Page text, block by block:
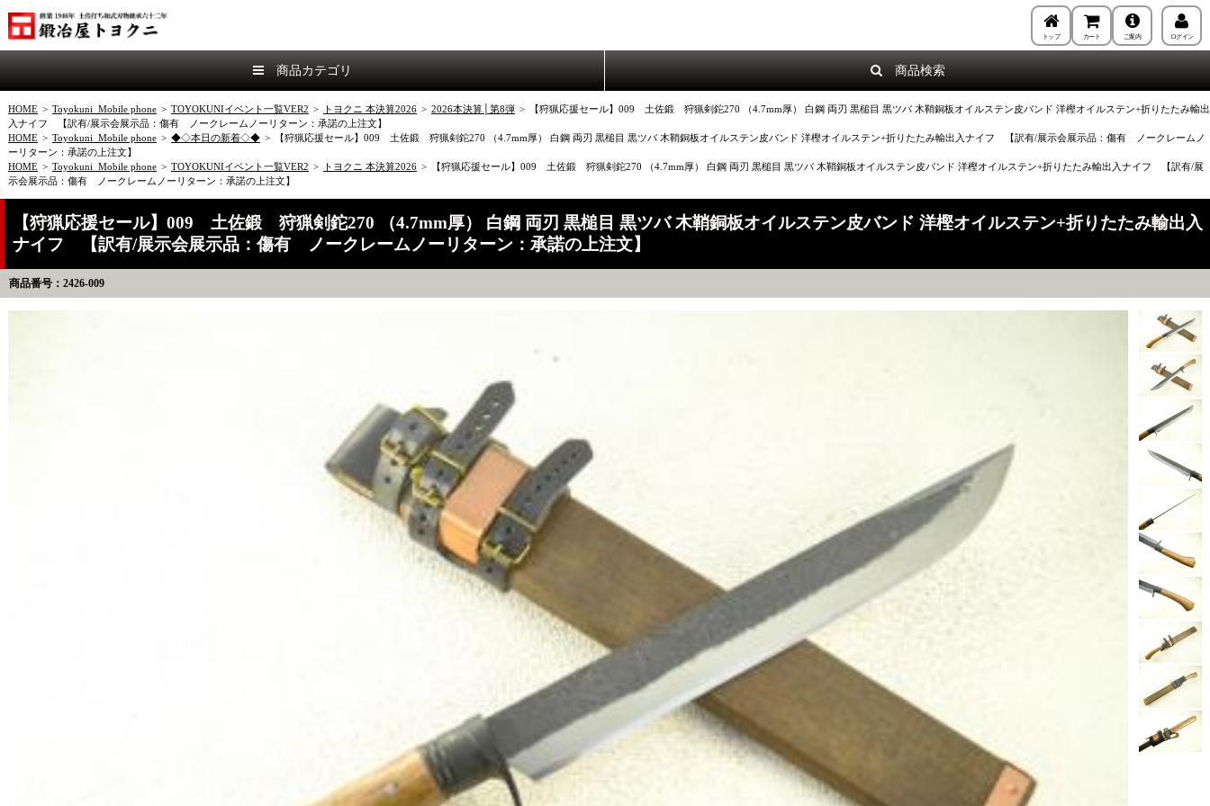
トップ カート ご案内 ログイン
商品カテゴリ 商品検索
HOME > Toyokuni_Mobile phone > TOYOKUNIイベント一覧VER2 > トヨクニ 本決算2026 > 2026本決算│第8弾 >
【狩猟応援セール】009 土佐鍛 狩猟剣鉈270 （4.7mm厚） 白鋼 両刃 黒槌目 黒ツバ 木鞘銅板オイルステン皮バンド 洋樫オイルステン+折りたたみ輸出
入ナイフ 【訳有/展示会展示品：傷有 ノークレームノーリターン：承諾の上注文】
HOME > Toyokuni_Mobile phone > ◆◇本日の新着◇◆ >
【狩猟応援セール】009 土佐鍛 狩猟剣鉈270 （4.7mm厚） 白鋼 両刃 黒槌目 黒ツバ 木鞘銅板オイルステン皮バンド 洋樫オイルステン+折りたたみ輸出入ナイフ 【訳有/展示会展示品：傷有 ノークレームノ
ーリターン：承諾の上注文】
HOME > Toyokuni_Mobile phone > TOYOKUNIイベント一覧VER2 > トヨクニ 本決算2026 >
【狩猟応援セール】009 土佐鍛 狩猟剣鉈270 （4.7mm厚） 白鋼 両刃 黒槌目 黒ツバ 木鞘銅板オイルステン皮バンド 洋樫オイルステン+折りたたみ輸出入ナイフ 【訳有/展
示会展示品：傷有 ノークレームノーリターン：承諾の上注文】
【狩猟応援セール】009 土佐鍛 狩猟剣鉈270 （4.7mm厚） 白鋼 両刃 黒槌目 黒ツバ 木鞘銅板オイルステン皮バンド 洋樫オイルステン+折りたたみ輸出入
ナイフ 【訳有/展示会展示品：傷有 ノークレームノーリターン：承諾の上注文】
商品番号：2426-009